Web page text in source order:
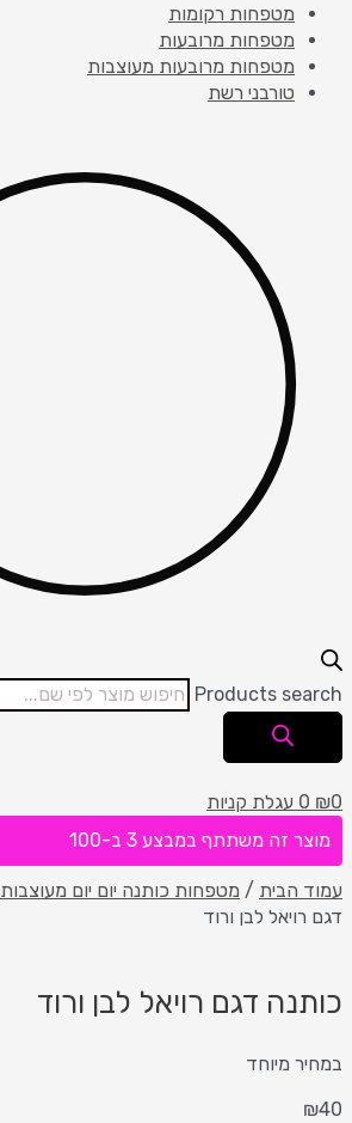
מטפחות רקומות
מטפחות מרובעות
מטפחות מרובעות מעוצבות
טורבני רשת
Products search
₪0
0 עגלת קניות
מוצר זה משתתף במבצע 3 ב-100
עמוד הבית / מטפחות כותנה יום יום מעוצבות
דגם רויאל לבן ורוד
כותנה דגם רויאל לבן ורוד
במחיר מיוחד
₪40